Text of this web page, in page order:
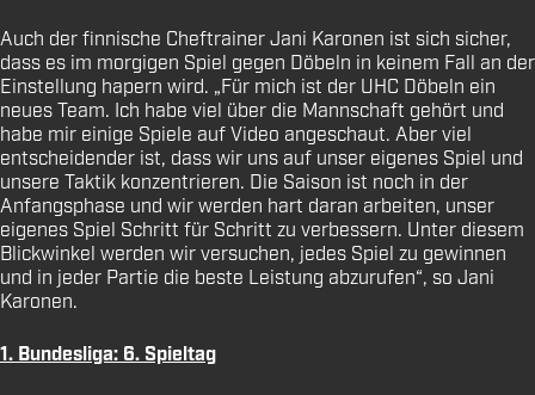
Auch der finnische Cheftrainer Jani Karonen ist sich sicher,
dass es im morgigen Spiel gegen Döbeln in keinem Fall an der
Einstellung hapern wird. „Für mich ist der UHC Döbeln ein
neues Team. Ich habe viel über die Mannschaft gehört und
habe mir einige Spiele auf Video angeschaut. Aber viel
entscheidender ist, dass wir uns auf unser eigenes Spiel und
unsere Taktik konzentrieren. Die Saison ist noch in der
Anfangsphase und wir werden hart daran arbeiten, unser
eigenes Spiel Schritt für Schritt zu verbessern. Unter diesem
Blickwinkel werden wir versuchen, jedes Spiel zu gewinnen
und in jeder Partie die beste Leistung abzurufen“, so Jani
Karonen.
1. Bundesliga: 6. Spieltag